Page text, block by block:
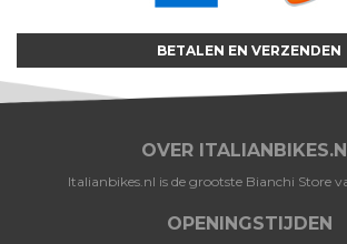
BETALEN EN VERZENDEN
OVER
Italianbikes.nl is de grootste Bianchi Store
OPENINGSTIJDEN